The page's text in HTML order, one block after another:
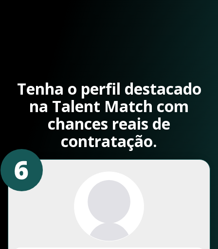
Tenha o perfil destacado
na Talent Match com
chances reais de
contratação.